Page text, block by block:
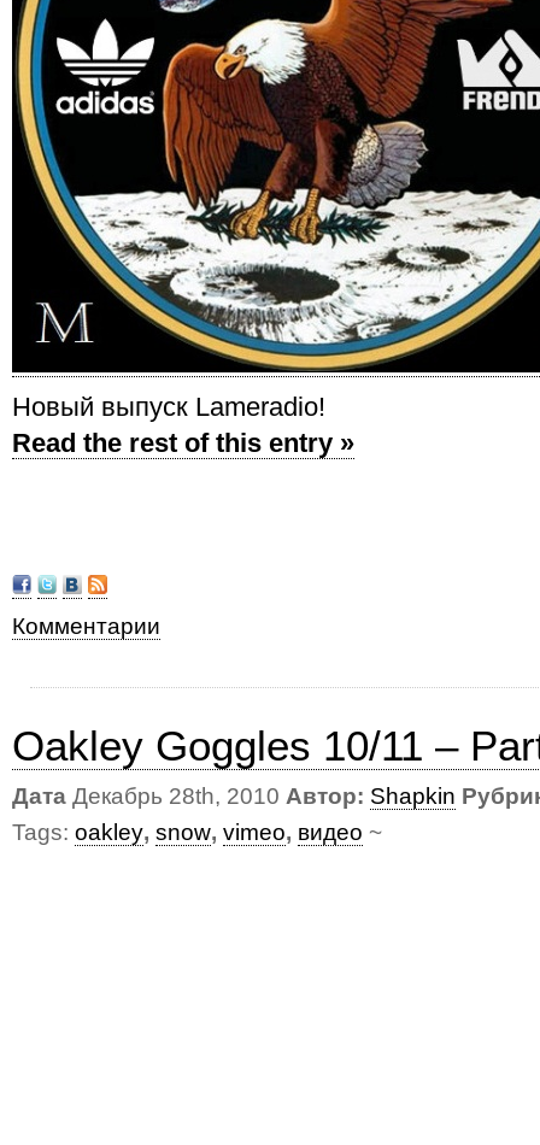
Новый выпуск Lameradio!
Read the rest of this entry »
Комментарии
Oakley Goggles 10/11 –
Дата Декабрь 28th, 2010 Автор: Shapkin
Tags: oakley, snow, vimeo, видео ~